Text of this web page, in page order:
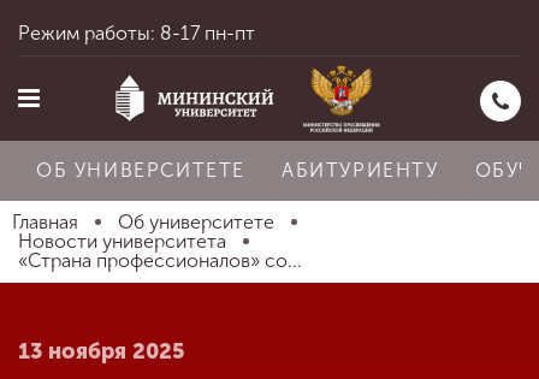
Главная
Режим работы: 8-17 пн-пт
ОБ УНИВЕРСИТЕТЕ АБИТУРИЕНТУ
Главная
Об университете
Новости университета
«Страна профессионалов» со...
13 ноября 2025